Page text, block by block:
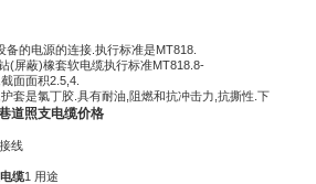
的电源的连接.执行标准是MT818.
(屏蔽)橡套软电缆执行标准MT818.8-
面面积2.5,4.
套是氯丁胶.具有耐油,阻燃和抗冲击力,抗撕性.下
道照支电缆价格
线
缆1 用途